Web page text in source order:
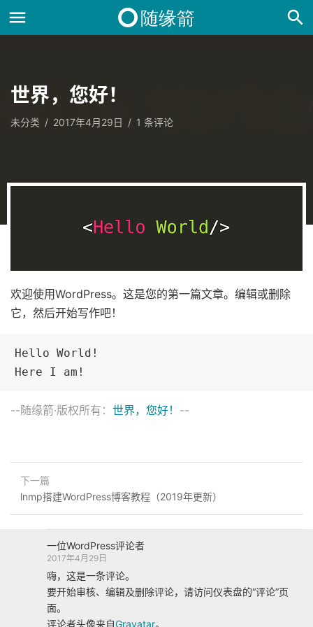
世界，您好！
未分类 / 2017年4月29日 / 1 条评论
欢迎使用WordPress。这是您的第一篇文章。编辑或删除
它，然后开始写作吧！
Hello World!
Here I am!
--随缘箭·版权所有： 世界，您好！ --
下一篇
lnmp搭建WordPress博客教程（2019年更新）
一位WordPress评论者
2017年4月29日
嗨，这是一条评论。
要开始审核、编辑及删除评论，请访问仪表盘的“评论”页
面。
评论者头像来自Gravatar。